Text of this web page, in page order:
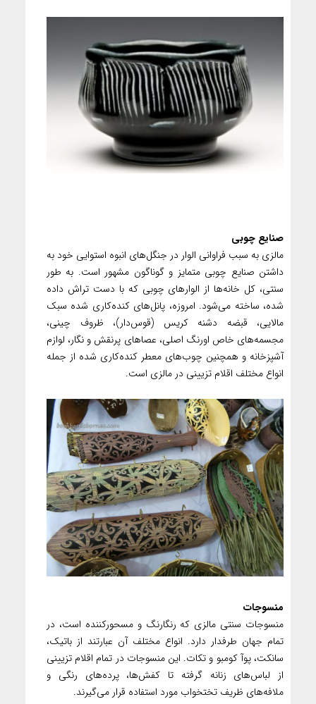
صنایع چوبی
مالزی به سبب فراوانی الوار در جنگل‌های انبوه استوایی خود به
داشتن صنایع چوبی متمایز و گوناگون مشهور است. به طور
سنتی، کل خانه‌ها از الوارهای چوبی که با دست تراش داده
شده، ساخته می‌شود. امروزه، پانل‌های کنده‌کاری شده سبک
مالایی، قبضه دشنه کریس (قوس‌دار)، ظروف چینی،
مجسمه‌های خاص اورنگ اصلی، عصاهای پرنقش و نگار، لوازم
آشپزخانه و همچنین چوب‌های معطر کنده‌کاری شده از جمله
انواع مختلف اقلام تزیینی در مالزی است.
منسوجات
منسوجات سنتی مالزی که رنگارنگ و مسحورکننده است، در
تمام جهان طرفدار دارد. انواع مختلف آن عبارتند از باتیک،
سانکت، پوآ کومبو و تکات. این منسوجات در تمام اقلام تزیینی
از لباس‌های زنانه گرفته تا کفش‌ها، پرده‌های رنگی و
ملافه‌های ظریف تختخواب مورد استفاده قرار می‌گیرند.